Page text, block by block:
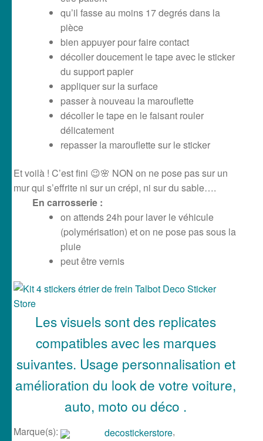
qu’il fasse au moins 17 degrés dans la
pièce
bien appuyer pour faire contact
décoller doucement le tape avec le sticker
du support papier
appliquer sur la surface
passer à nouveau la marouflette
décoller le tape en le faisant rouler
délicatement
repasser la marouflette sur le sticker
Et voilà ! C’est fini 😉🌸 NON on ne pose pas sur un
mur qui s’effrite ni sur un crépi, ni sur du sable….
En carrosserie :
on attends 24h pour laver le véhicule
(polymérisation) et on ne pose pas sous la
pluie
peut être vernis
Les visuels sont des replicates
compatibles avec les marques
suivantes. Usage personnalisation et
amélioration du look de votre voiture,
auto, moto ou déco .
Marque(s): decostickerstore,